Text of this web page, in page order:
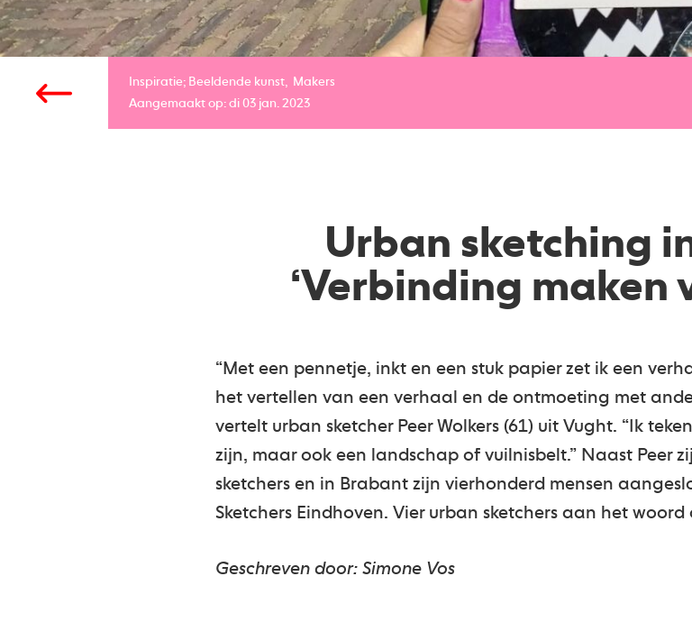
Inspiratie; Beeldende kunst
Makers
Aangemaakt op: di 03 jan. 2023
Urban sketching
‘Verbinding maken
“Met een pennetje, inkt en een stuk papier zet ik een
het vertellen van een verhaal en de ontmoeting met
vertelt urban sketcher Peer Wolkers (61) uit Vught. “Ik
zijn, maar ook een landschap of vuilnisbelt.” Naast Peer
sketchers en in Brabant zijn vierhonderd mensen
Sketchers Eindhoven. Vier urban sketchers aan het
Geschreven door: Simone Vos